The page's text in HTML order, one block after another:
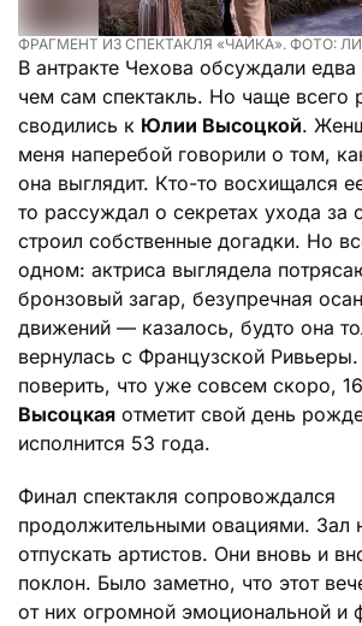
ФРАГМЕНТ ИЗ СПЕКТАКЛЯ «ЧАЙКА». ФОТО:
В антракте Чехова обсуждали
чем сам спектакль. Но чаще всего
сводились к Юлии Высоцкой.
меня наперебой говорили о том,
она выглядит. Кто-то восхищался
то рассуждал о секретах ухода за
строил собственные догадки. Но
одном: актриса выглядела
бронзовый загар, безупречная
движений — казалось, будто она
вернулась с Французской
поверить, что уже совсем скоро,
Высоцкая отметит свой день
исполнится 53 года.
Финал спектакля сопровождался
продолжительными овациями. Зал
отпускать артистов. Они вновь и
поклон. Было заметно, что этот
от них огромной эмоциональной и